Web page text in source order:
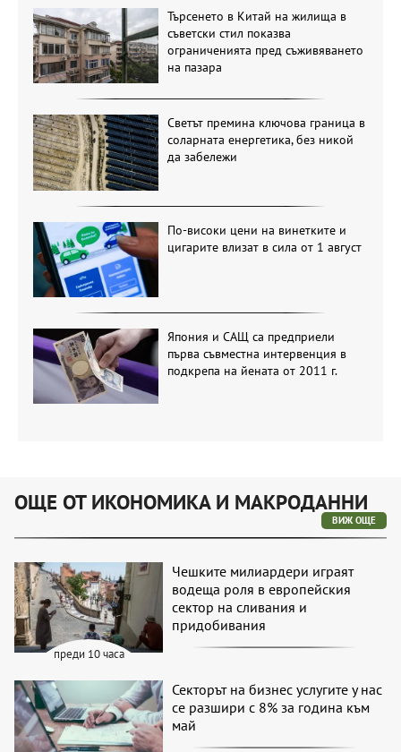
Търсенето в Китай на жилища в
съветски стил показва
ограниченията пред съживяването
на пазара
Светът премина ключова граница в
соларната енергетика, без никой
да забележи
По-високи цени на винетките и
цигарите влизат в сила от 1 август
Япония и САЩ са предприели
първа съвместна интервенция в
подкрепа на йената от 2011 г.
ОЩЕ ОТ ИКОНОМИКА И МАКРОДАННИ
ВИЖ ОЩЕ
преди 10 часа
Чешките милиардери играят
водеща роля в европейския
сектор на сливания и
придобивания
Секторът на бизнес услугите у нас
се разшири с 8% за година към
май